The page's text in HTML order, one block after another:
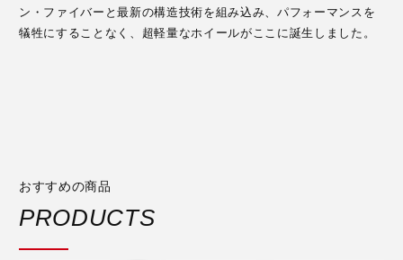
ン・ファイバーと最新の構造技術を組み込み、パフォーマンスを
犠牲にすることなく、超軽量なホイールがここに誕生しました。
おすすめの商品
PRODUCTS